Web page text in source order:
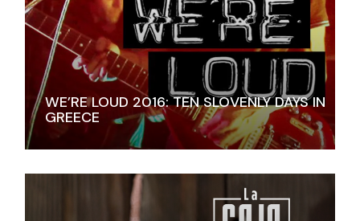
WE’RE LOUD 2016: TEN SLOVENLY DAYS IN
GREECE